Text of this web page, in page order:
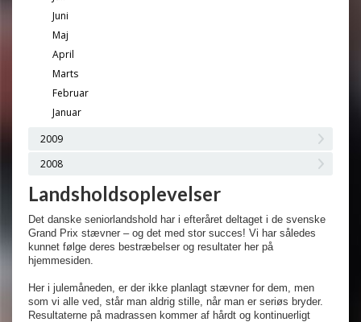
Juni
Maj
April
Marts
Februar
Januar
2009
2008
Landsholdsoplevelser
Det danske seniorlandshold har i efteråret deltaget i de svenske
Grand Prix stævner – og det med stor succes! Vi har således
kunnet følge deres bestræbelser og resultater her på
hjemmesiden.
Her i julemåneden, er der ikke planlagt stævner for dem, men
som vi alle ved, står man aldrig stille, når man er seriøs bryder.
Resultaterne på madrassen kommer af hårdt og kontinuerligt